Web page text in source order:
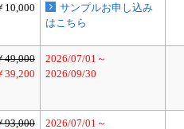
10,000
サンプルお申し込み
はこちら
49,000
39,200
2026/07/01～
2026/09/30
93,000
2026/07/01～